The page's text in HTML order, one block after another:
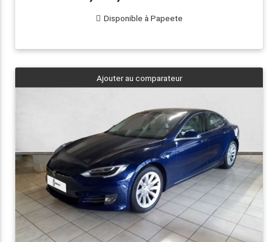
Disponible à Papeete
Ajouter au comparateur